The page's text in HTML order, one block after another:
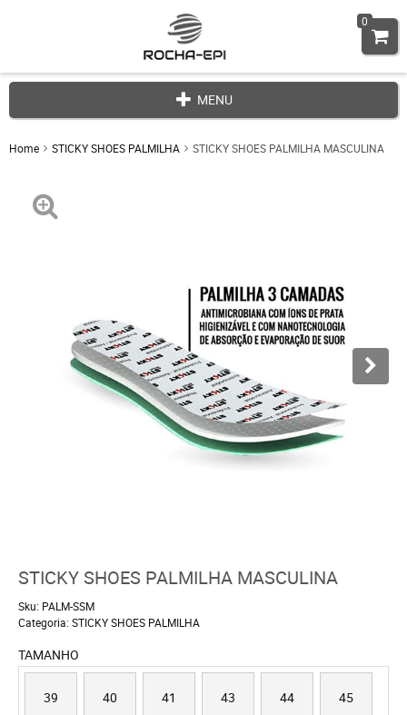
0
MENU
Home STICKY SHOES PALMILHA STICKY SHOES PALMILHA MASCULINA
STICKY SHOES PALMILHA MASCULINA
Sku: PALM-SSM
Categoria: STICKY SHOES PALMILHA
TAMANHO
39 40 41 43 44 45